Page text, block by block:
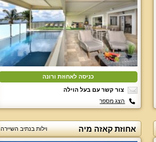
כניסה לאחוזת ורונה
צור קשר עם בעל הוילה
הצג מספר
אחוזת קאזה מיה וילות בנתיב השיירה